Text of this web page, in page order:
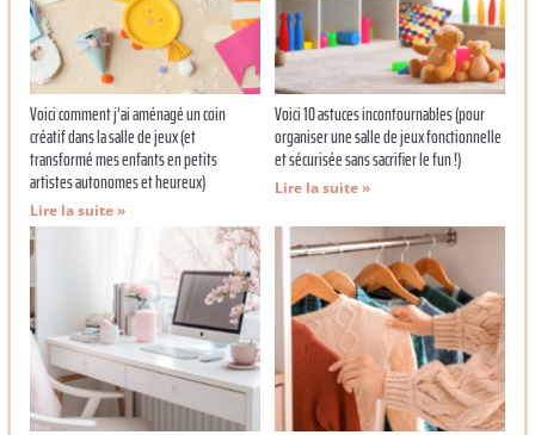
Voici comment j’ai aménagé un coin
créatif dans la salle de jeux (et
transformé mes enfants en petits
artistes autonomes et heureux)
Lire la suite »
Voici 10 astuces incontournables (pour
organiser une salle de jeux fonctionnelle
et sécurisée sans sacrifier le fun !)
Lire la suite »